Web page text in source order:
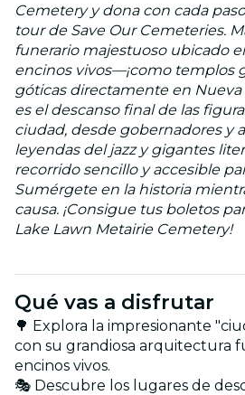
Cemetery y dona con cada
tour de Save Our Cemeteries.
funerario majestuoso ubicado
encinos vivos—¡como templos
góticas directamente en Nueva
es el descanso final de las
ciudad, desde gobernadores y
leyendas del jazz y gigantes
recorrido sencillo y accesible
Sumérgete en la historia
causa. ¡Consigue tus boletos
Lake Lawn Metairie Cemetery!
Qué vas a disfrutar
🌳 Explora la impresionante
con su grandiosa arquitectura
encinos vivos.
🎭 Descubre los lugares de